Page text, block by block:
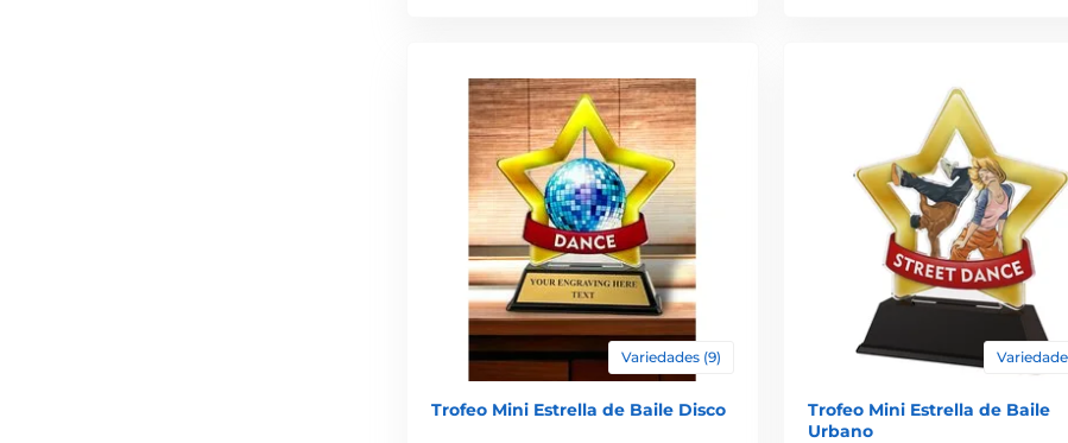
Variedades (9)
Trofeo Mini Estrella de Baile Disco
Trofeo Mini Estrella de Baile
Urbano